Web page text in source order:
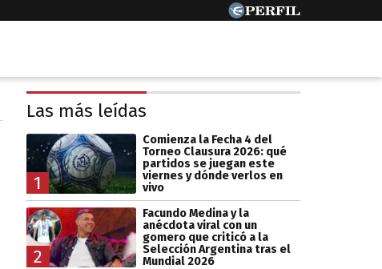
Las más leídas
1
Comienza la Fecha 4 del
Torneo Clausura 2026: qué
partidos se juegan este
viernes y dónde verlos en
vivo
2
Facundo Medina y la
anécdota viral con un
gomero que criticó a la
Selección Argentina tras el
Mundial 2026